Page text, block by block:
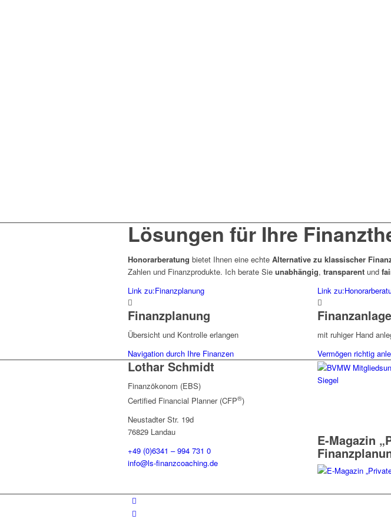
Lösungen für Ihre
Honorarberatung bietet Ihnen eine echte Alternative zu klassischer
Zahlen und Finanzprodukte. Ich berate Sie unabhängig, transparent und
Link zu:Finanzplanung
Finanzplanung
Übersicht und Kontrolle erlangen
Navigation durch Ihre Finanzen
Link
Finanzanlage
mit ruhiger Hand
Vermögen richtig
Lothar Schmidt
Finanzökonom (EBS)
Certified Financial Planner (CFP®)
Neustadter Str. 19d
76829 Landau
+49 (0)6341 – 994 731 0
info@ls-finanzcoaching.de
E-Magazin